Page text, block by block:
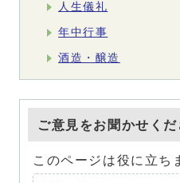
人生儀礼
年中行事
酒造・醸造
ご意見をお聞かせくだ
このページは役に立ち